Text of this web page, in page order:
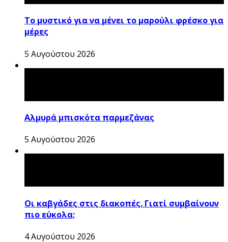
Το μυστικό για να μένει το μαρούλι φρέσκο για
μέρες
5 Αυγούστου 2026
Αλμυρά μπισκότα παρμεζάνας
5 Αυγούστου 2026
Οι καβγάδες στις διακοπές. Γιατί συμβαίνουν
πιο εύκολα;
4 Αυγούστου 2026